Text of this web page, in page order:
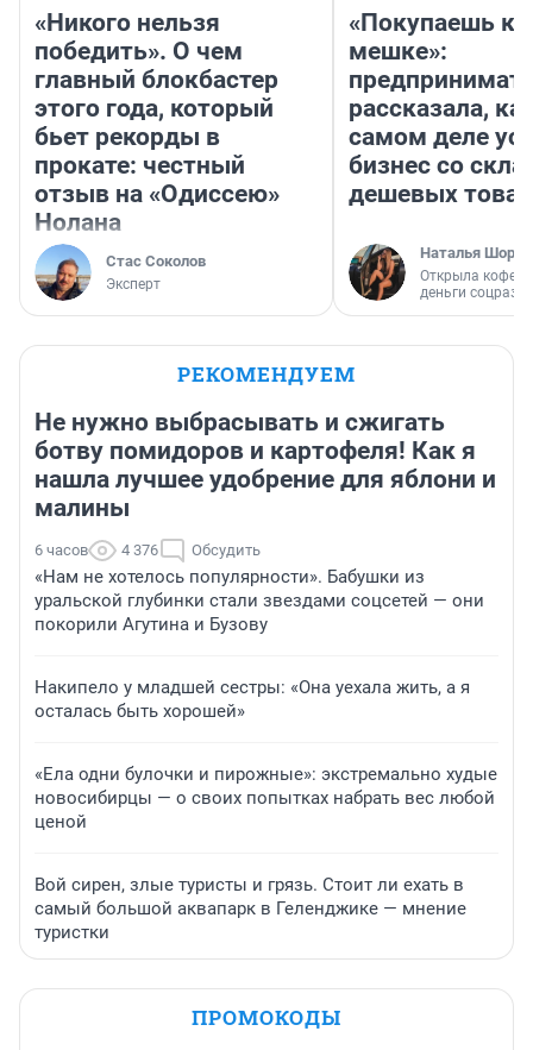
«Никого нельзя
победить». О чем
главный блокбастер
этого года, который
бьет рекорды в
прокате: честный
отзыв на «Одиссею»
Нолана
Стас Соколов
Эксперт
«Покупаешь
мешке»:
рассказала,
самом деле
бизнес со
дешевых
Наталья
Открыла
деньги
РЕКОМЕНДУЕМ
Не нужно выбрасывать и сжигать
ботву помидоров и картофеля! Как я
нашла лучшее удобрение для яблони и
малины
6 часов 4 376 Обсудить
«Нам не хотелось популярности». Бабушки из
уральской глубинки стали звездами соцсетей — они
покорили Агутина и Бузову
Накипело у младшей сестры: «Она уехала жить, а я
осталась быть хорошей»
«Ела одни булочки и пирожные»: экстремально худые
новосибирцы — о своих попытках набрать вес любой
ценой
Вой сирен, злые туристы и грязь. Стоит ли ехать в
самый большой аквапарк в Геленджике — мнение
туристки
ПРОМОКОДЫ